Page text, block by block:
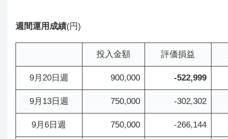
週間運用成績(円)
投入金額 評価損益
9月20日週 900,000 -522,999
9月13日週 750,000 -302,302
9月6日週 750,000 -266,144